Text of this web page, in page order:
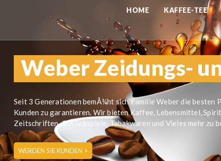
HOME KAFFEE-TEE
Weber Zeidungs-
Seit 3 Generationen bemÃ¼ht sich Familie Weber die besten
Kunden zu garantieren. Wir bieten Kaffee, Lebensmittel,
Zeitschriften, GlÃ¼ckspiele, Tabakwaren und Vieles mehr zu
WERDEN SIE KUNDEN >